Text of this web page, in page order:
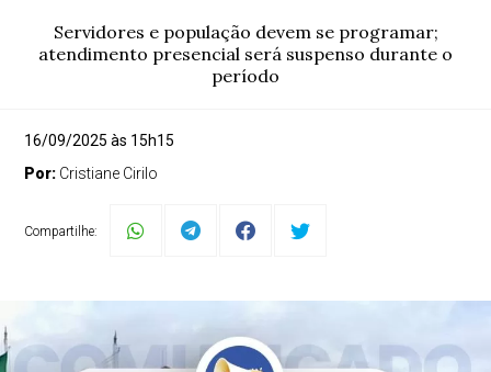
Servidores e população devem se programar;
atendimento presencial será suspenso durante o
período
16/09/2025 às 15h15
Por: Cristiane Cirilo
Compartilhe: